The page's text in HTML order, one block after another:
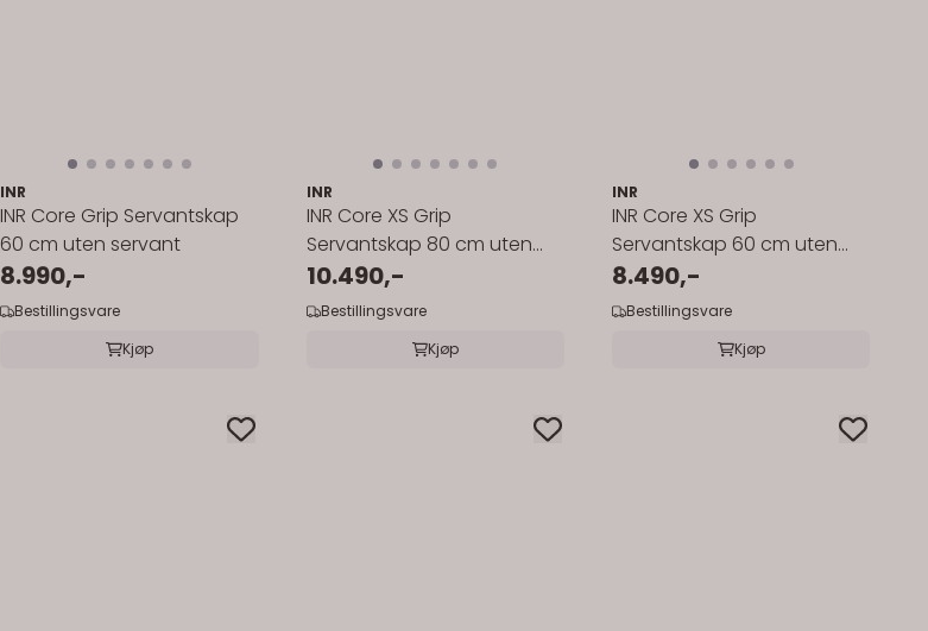
INR
INR Core Grip Servantskap
60 cm uten servant
8.990,-
Bestillingsvare
Kjøp
INR
INR Core XS Grip
Servantskap 80 cm uten
servant
10.490,-
Bestillingsvare
Kjøp
INR
INR Core XS Grip
Servantskap 60 cm uten
servant
8.490,-
Bestillingsvare
Kjøp